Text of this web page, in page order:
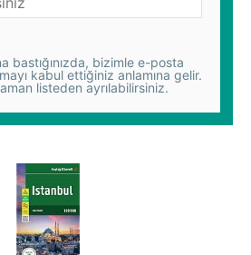
bastığınızda, bizimle e-posta
kabul ettiğiniz anlamına gelir.
listeden ayrılabilirsiniz.